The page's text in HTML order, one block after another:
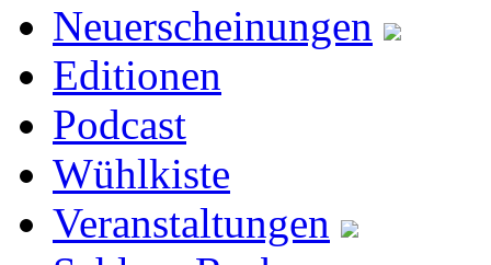
Neuerscheinungen
Editionen
Podcast
Wühlkiste
Veranstaltungen